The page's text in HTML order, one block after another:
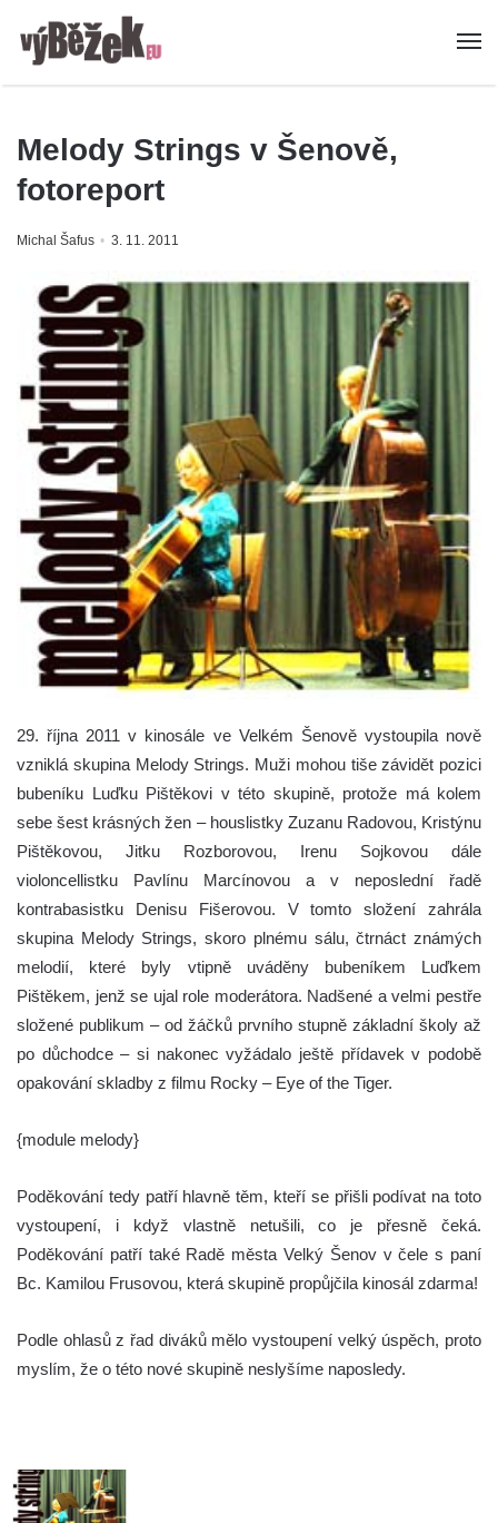
Melody Strings v Šenově,
fotoreport
Michal Šafus 3. 11. 2011
29. října 2011 v kinosále ve Velkém Šenově vystoupila nově
vzniklá skupina Melody Strings. Muži mohou tiše závidět pozici
bubeníku Luďku Pištěkovi v této skupině, protože má kolem
sebe šest krásných žen – houslistky Zuzanu Radovou, Kristýnu
Pištěkovou, Jitku Rozborovou, Irenu Sojkovou dále
violoncellistku Pavlínu Marcínovou a v neposlední řadě
kontrabasistku Denisu Fišerovou. V tomto složení zahrála
skupina Melody Strings, skoro plnému sálu, čtrnáct známých
melodií, které byly vtipně uváděny bubeníkem Luďkem
Pištěkem, jenž se ujal role moderátora. Nadšené a velmi pestře
složené publikum – od žáčků prvního stupně základní školy až
po důchodce – si nakonec vyžádalo ještě přídavek v podobě
opakování skladby z filmu Rocky – Eye of the Tiger.
{module melody}
Poděkování tedy patří hlavně těm, kteří se přišli podívat na toto
vystoupení, i když vlastně netušili, co je přesně čeká.
Poděkování patří také Radě města Velký Šenov v čele s paní
Bc. Kamilou Frusovou, která skupině propůjčila kinosál zdarma!
Podle ohlasů z řad diváků mělo vystoupení velký úspěch, proto
myslím, že o této nové skupině neslyšíme naposledy.